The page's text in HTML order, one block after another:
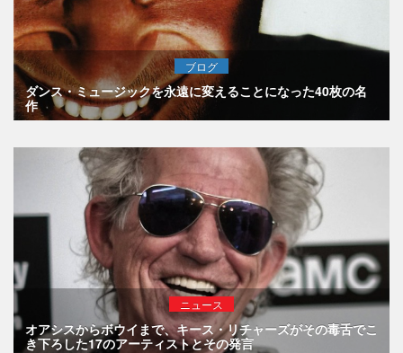
ブログ
ダンス・ミュージックを永遠に変えることになった40枚の名
作
ニュース
オアシスからボウイまで、キース・リチャーズがその毒舌でこ
き下ろした17のアーティストとその発言